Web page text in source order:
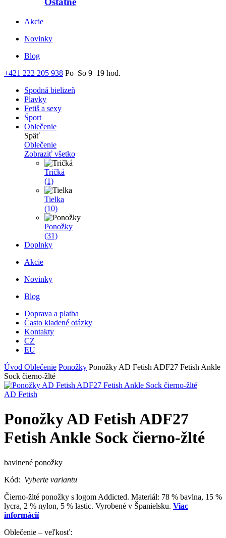
Akcie
Novinky
Blog
+421 222 205 938 Po–So 9–19 hod.
Spodná bielizeň
Plavky
Fetiš a sexy
Šport
Oblečenie
Späť
Oblečenie
Zobraziť všetko
Tričká
(1)
Tielka
(10)
Ponožky
(31)
Doplnky
Akcie
Novinky
Blog
Doprava a platba
Často kladené otázky
Kontakty
CZ
EU
Úvod Oblečenie Ponožky Ponožky AD Fetish ADF27 Fetish Ankle
Sock čierno-žlté
AD Fetish
Ponožky AD Fetish ADF27
Fetish Ankle Sock čierno-žlté
bavlnené ponožky
Kód: Vyberte variantu
Čierno-žlté ponožky s logom Addicted. Materiál: 78 % bavlna, 15 %
lycra, 2 % nylon, 5 % lastic. Vyrobené v Španielsku. Viac
informácií
Oblečenie – veľkosť: